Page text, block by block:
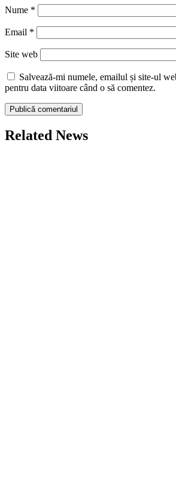
Nume *
Email *
Site web
Salvează-mi numele, emailul și site-ul
pentru data viitoare când o să comentez.
Related News